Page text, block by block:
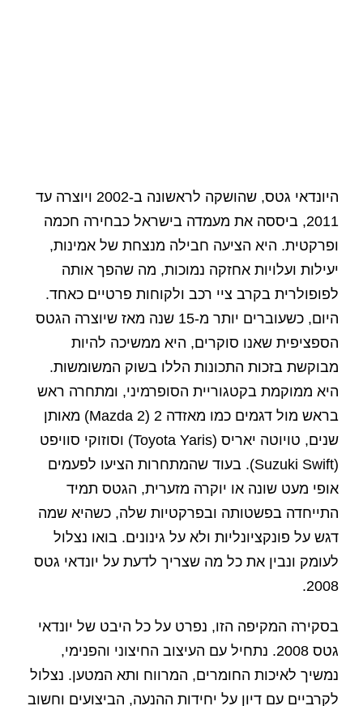
היונדאי גטס, שהושקה לראשונה ב-2002 ויוצרה עד
2011, ביססה את מעמדה בישראל כבחירה חכמה
ופרקטית. היא הציעה חבילה מנצחת של אמינות,
יעילות ועלויות אחזקה נמוכות, מה שהפך אותה
לפופולרית בקרב ציי רכב ולקוחות פרטיים כאחד.
היום, כשעוברים יותר מ-15 שנה מאז שיוצרה הגטס
הספציפית שאנו סוקרים, היא ממשיכה להיות
מבוקשת בזכות התכונות הללו בשוק המשומשות.
היא ממוקמת בקטגוריית הסופרמיני, ומתחרה ראש
בראש מול דגמים כמו מאזדה 2 (Mazda 2) מאותן
שנים, טויוטה יאריס (Toyota Yaris) וסוזוקי סוויפט
(Suzuki Swift). בעוד שהמתחרות הציעו לפעמים
אופי מעט שונה או יוקרה מזערית, הגטס תמיד
התייחדה בפשטותה ובפרקטיות שלה, כשהיא שמה
דגש על פונקציונליות ולא על גינונים. בואו נצלול
לעומק ונבין את כל מה שצריך לדעת על יונדאי גטס
2008.
בסקירה המקיפה הזו, נפרט על כל היבט של יונדאי
גטס 2008. נתחיל עם העיצוב החיצוני והפנימי,
נמשיך לאיכות החומרים, המרווח ותא המטען. נצלול
לקרביים עם דיון על יחידות ההנעה, הביצועים וחשוב